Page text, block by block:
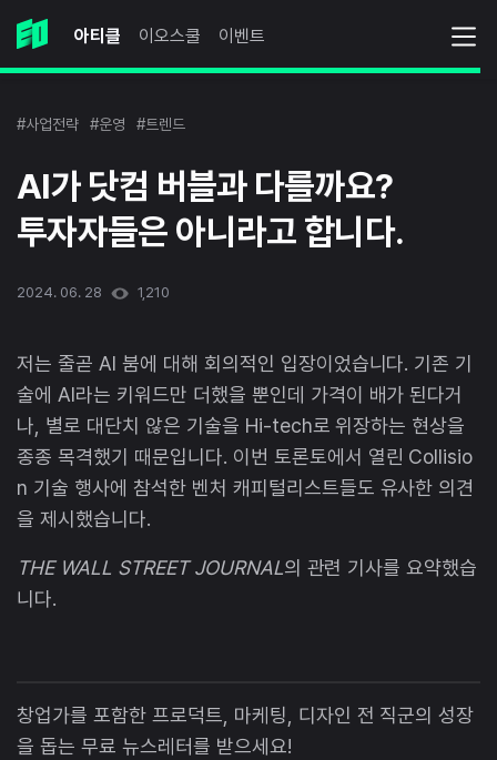
아티클 이오스쿨 이벤트
#사업전략 #운영 #트렌드
AI가 닷컴 버블과 다를까요?
투자자들은 아니라고 합니다.
2024. 06. 28 1,210
저는 줄곧 AI 붐에 대해 회의적인 입장이었습니다. 기존 기
술에 AI라는 키워드만 더했을 뿐인데 가격이 배가 된다거
나, 별로 대단치 않은 기술을 Hi-tech로 위장하는 현상을
종종 목격했기 때문입니다. 이번 토론토에서 열린 Collisio
n 기술 행사에 참석한 벤처 캐피털리스트들도 유사한 의견
을 제시했습니다.
THE WALL STREET JOURNAL의 관련 기사를 요약했습
니다.
창업가를 포함한 프로덕트, 마케팅, 디자인 전 직군의 성장
을 돕는 무료 뉴스레터를 받으세요!